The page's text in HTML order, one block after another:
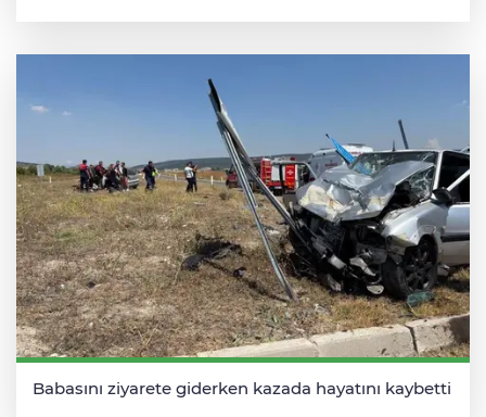
Babasını ziyarete giderken kazada hayatını kaybetti